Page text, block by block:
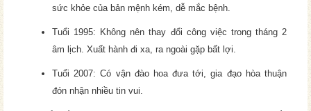
sức khỏe của bản mệnh kém, dễ mắc bệnh.
Tuổi 1995: Không nên thay đổi công việc trong tháng 2
âm lịch. Xuất hành đi xa, ra ngoài gặp bất lợi.
Tuổi 2007: Có vận đào hoa đưa tới, gia đạo hòa thuận
đón nhận nhiều tin vui.